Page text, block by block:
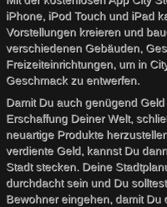
iPhone, iPod Touch und iPad
Vorstellungen kreieren und
verschiedenen Gebäuden,
Freizeiteinrichtungen, um in
Geschmack zu entwerfen.
Damit Du auch genügend
Erschaffung Deiner Welt,
neuartige Produkte
verdiente Geld, kannst Du
Stadt stecken. Deine
durchdacht sein und Du
Bewohner eingehen, damit Du